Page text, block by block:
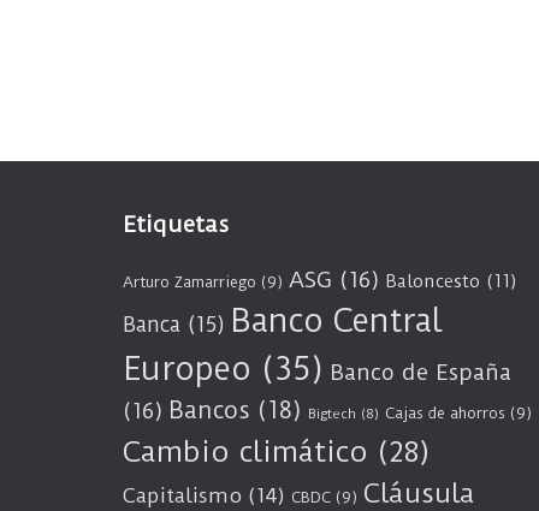
Etiquetas
Arturo Zamarriego (9) ASG (16) Baloncesto (11)
Banca (15) Banco Central
Europeo (35) Banco de España
(16) Bancos (18) Bigtech (8) Cajas de ahorros (9)
Cambio climático (28)
Capitalismo (14) CBDC (9) Cláusula